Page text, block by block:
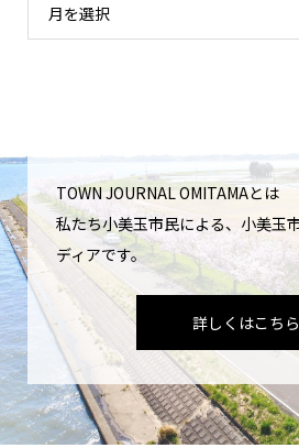
月を選択
TOWN JOURNAL OMITAMAとは
私たち小美玉市民による、小美玉
ディアです。
詳しくはこちら